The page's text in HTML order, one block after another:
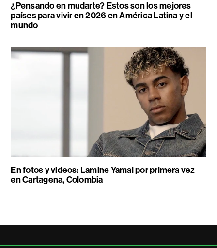
¿Pensando en mudarte? Estos son los mejores
países para vivir en 2026 en América Latina y el
mundo
En fotos y videos: Lamine Yamal por primera vez
en Cartagena, Colombia